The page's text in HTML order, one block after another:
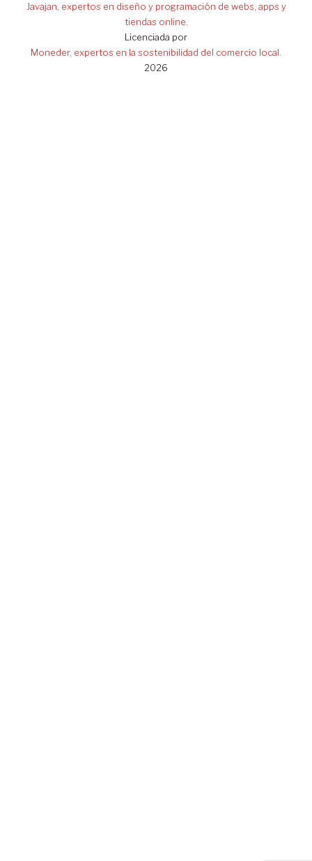
Javajan, expertos en diseño y programación de webs, apps y
tiendas online.
Licenciada por
Moneder, expertos en la sostenibilidad del comercio local.
2026